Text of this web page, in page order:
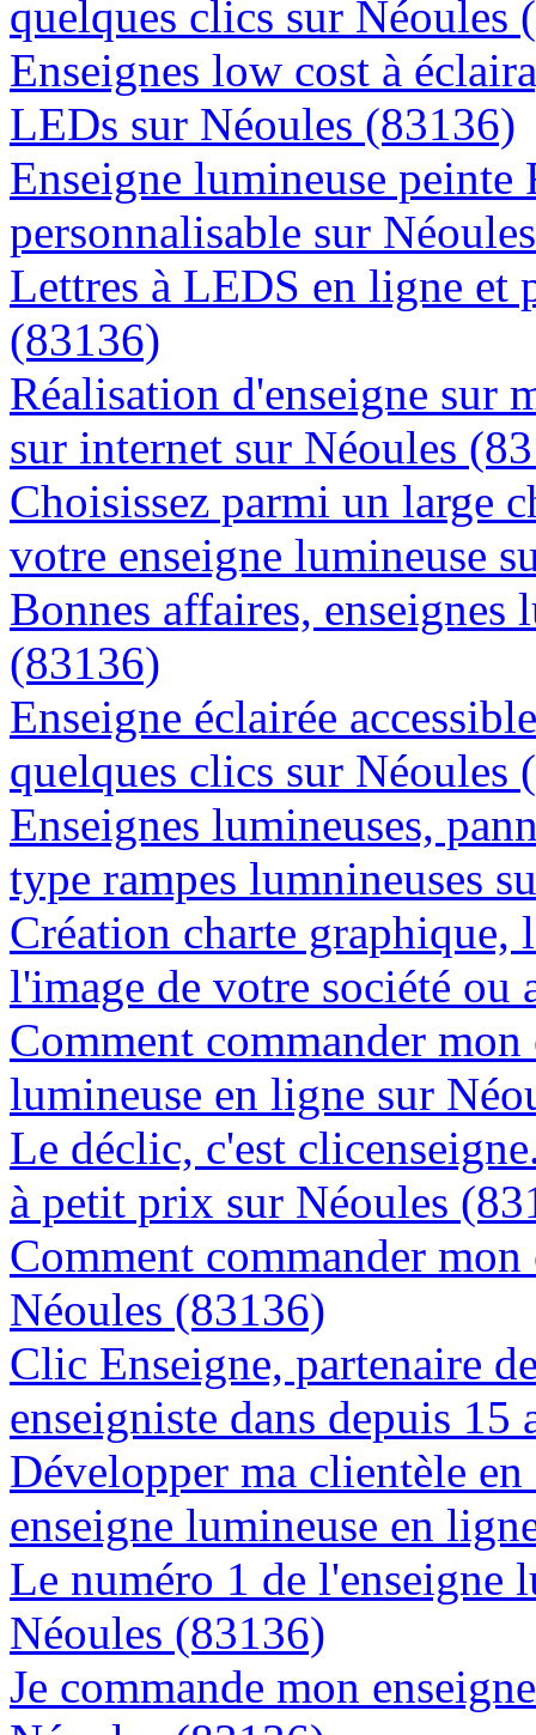
quelques clics sur Néoules
Enseignes low cost à
LEDs sur Néoules (83136)
Enseigne lumineuse
personnalisable sur
Lettres à LEDS en ligne et
(83136)
Réalisation d'enseigne sur
sur internet sur Néoules
Choisissez parmi un large
votre enseigne lumineuse
Bonnes affaires, enseignes
(83136)
Enseigne éclairée
quelques clics sur Néoules
Enseignes lumineuses,
type rampes lumnineuses
Création charte graphique,
l'image de votre société
Comment commander
lumineuse en ligne sur
Le déclic, c'est
à petit prix sur Néoules
Comment commander
Néoules (83136)
Clic Enseigne, partenaire
enseigniste dans depuis 15
Développer ma clientèle
enseigne lumineuse en
Le numéro 1 de l'enseigne
Néoules (83136)
Je commande mon